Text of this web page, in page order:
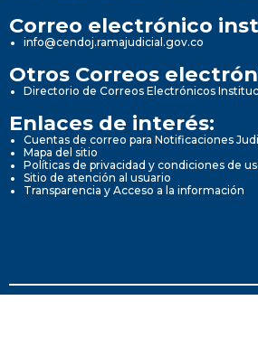
Correo electrónico
info@cendoj.ramajudicial.gov.co
Otros Correos
Directorio de Correos Electrónicos
Enlaces de interés:
Cuentas de correo para Notificaciones
Mapa del sitio
Políticas de privacidad y condiciones de
Sitio de atención al usuario
Transparencia y Acceso a la información